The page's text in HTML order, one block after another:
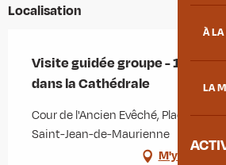
À LA
LA
Localisation
Visite guidée groupe - 1000
dans la Cathédrale
Cour de l'Ancien Evêché, Place de la
Saint-Jean-de-Maurienne
M'y rendre